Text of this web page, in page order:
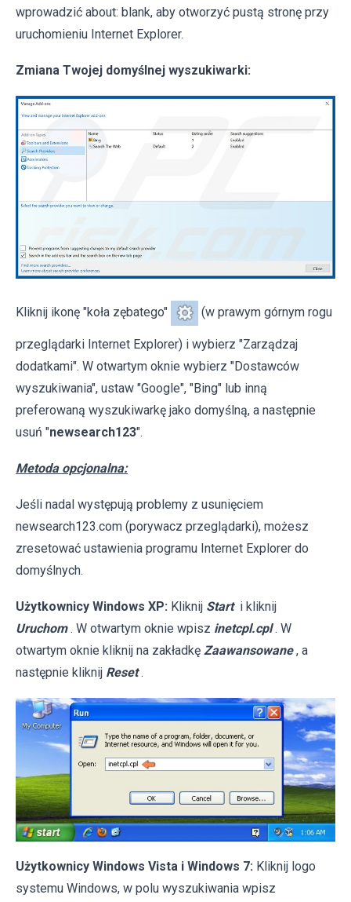
wprowadzić about: blank, aby otworzyć pustą stronę przy
uruchomieniu Internet Explorer.
Zmiana Twojej domyślnej wyszukiwarki:
Kliknij ikonę "koła zębatego" (w prawym górnym rogu
przeglądarki Internet Explorer) i wybierz "Zarządzaj
dodatkami". W otwartym oknie wybierz "Dostawców
wyszukiwania", ustaw "Google", "Bing" lub inną
preferowaną wyszukiwarkę jako domyślną, a następnie
usuń "newsearch123".
Metoda opcjonalna:
Jeśli nadal występują problemy z usunięciem
newsearch123.com (porywacz przeglądarki), możesz
zresetować ustawienia programu Internet Explorer do
domyślnych.
Użytkownicy Windows XP: Kliknij Start i kliknij
Uruchom . W otwartym oknie wpisz inetcpl.cpl . W
otwartym oknie kliknij na zakładkę Zaawansowane , a
następnie kliknij Reset .
Użytkownicy Windows Vista i Windows 7: Kliknij logo
systemu Windows, w polu wyszukiwania wpisz